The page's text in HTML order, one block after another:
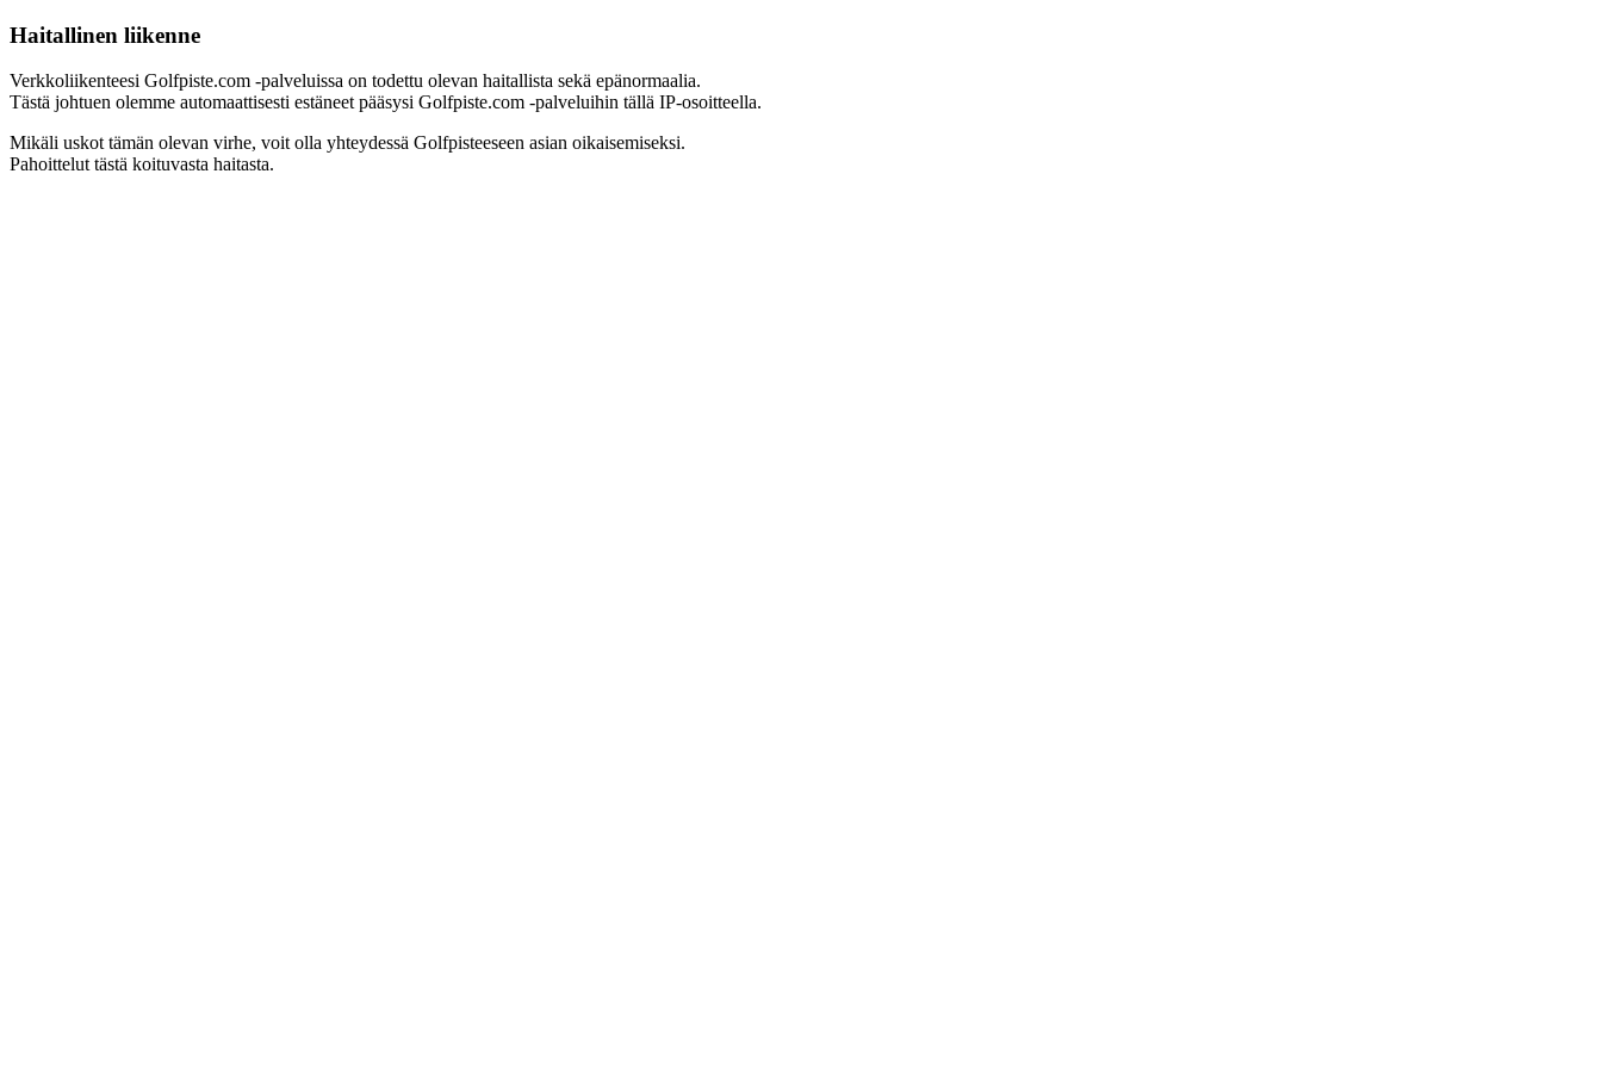
Haitallinen liikenne
Verkkoliikenteesi Golfpiste.com -palveluissa on todettu olevan haitallista sekä epänormaalia.
Tästä johtuen olemme automaattisesti estäneet pääsysi Golfpiste.com -palveluihin tällä IP-osoitteella.
Mikäli uskot tämän olevan virhe, voit olla yhteydessä Golfpisteeseen asian oikaisemiseksi.
Pahoittelut tästä koituvasta haitasta.